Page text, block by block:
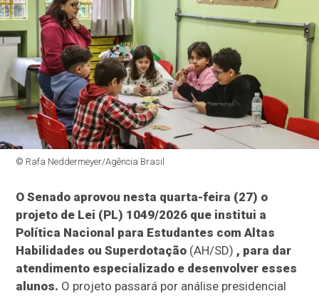
© Rafa Neddermeyer/Agência Brasil
O Senado aprovou nesta quarta-feira (27) o
projeto de Lei (PL) 1049/2026 que institui a
Política Nacional para Estudantes com Altas
Habilidades ou Superdotação (AH/SD) , para dar
atendimento especializado e desenvolver esses
alunos. O projeto passará por análise presidencial